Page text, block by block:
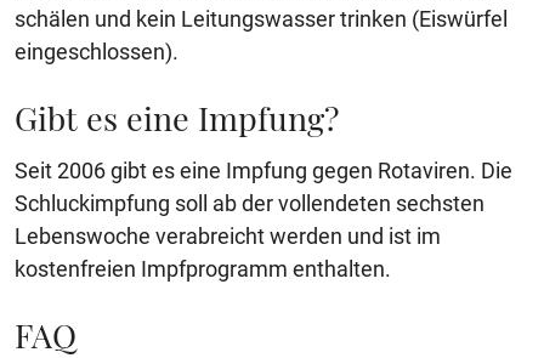
schälen und kein Leitungswasser trinken (Eiswürfel
eingeschlossen).
Gibt es eine Impfung?
Seit 2006 gibt es eine Impfung gegen Rotaviren. Die
Schluckimpfung soll ab der vollendeten sechsten
Lebenswoche verabreicht werden und ist im
kostenfreien Impfprogramm enthalten.
FAQ